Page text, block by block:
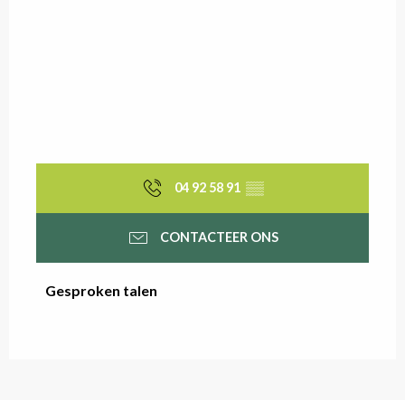
04 92 58 91 ▒▒
CONTACTEER ONS
Gesproken talen
Gesproken talen